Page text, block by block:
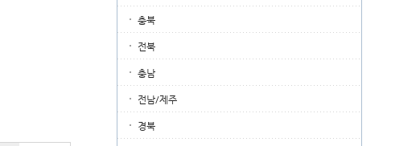
충북
전북
충남
전남/제주
경북